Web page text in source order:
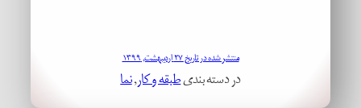
منتشر شده در تاریخ ۲۷ اردیبهشت, ۱۳۹۹
در دسته بندیطبقه و کار, نما